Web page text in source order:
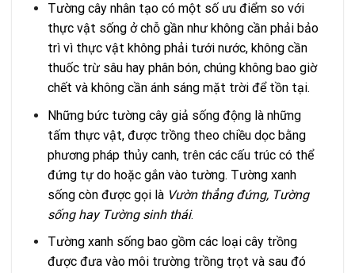
Tường cây nhân tạo có một số ưu điểm so với
thực vật sống ở chỗ gần như không cần phải bảo
trì vì thực vật không phải tưới nước, không cần
thuốc trừ sâu hay phân bón, chúng không bao giờ
chết và không cần ánh sáng mặt trời để tồn tại.
Những bức tường cây giả sống động là những
tấm thực vật, được trồng theo chiều dọc bằng
phương pháp thủy canh, trên các cấu trúc có thể
đứng tự do hoặc gắn vào tường. Tường xanh
sống còn được gọi là Vườn thẳng đứng, Tường
sống hay Tường sinh thái.
Tường xanh sống bao gồm các loại cây trồng
được đưa vào môi trường trồng trọt và sau đó